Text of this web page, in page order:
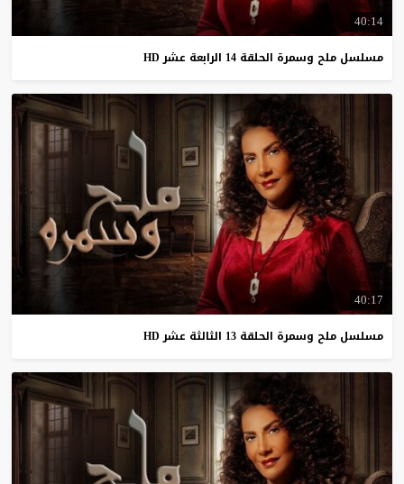
40:14
مسلسل ملح وسمرة الحلقة 14 الرابعة عشر HD
40:17
مسلسل ملح وسمرة الحلقة 13 الثالثة عشر HD